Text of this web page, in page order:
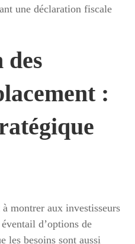
une déclaration fiscale
:
montrer aux investisseurs
d’options de
les besoins sont aussi